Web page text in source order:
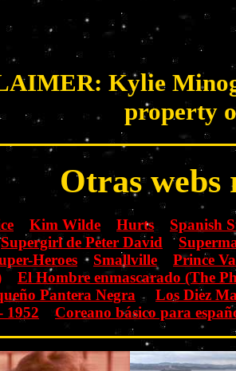
Kylie
property
Otras webs
Kim Wilde Hurts
Spanish
Supergirl de Peter David
Heroes
Smallville
Prince
El Hombre enmascarado (The
Pantera Negra
Los Diez
1952
Coreano básico para